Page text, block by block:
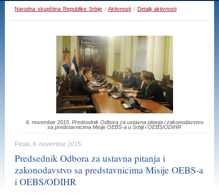
Narodna skupština Republike Srbije / Aktivnosti / Detalji aktivnosti
6. novembar 2015. Predsednik Odbora za ustavna pitanja i zakonodavstvo
sa predstavnicima Misije OEBS-a u Srbiji i OEBS/ODIHR
Petak, 6. novembar 2015.
Predsednik Odbora za ustavna pitanja i
zakonodavstvo sa predstavnicima Misije OEBS-a
i OEBS/ODIHR